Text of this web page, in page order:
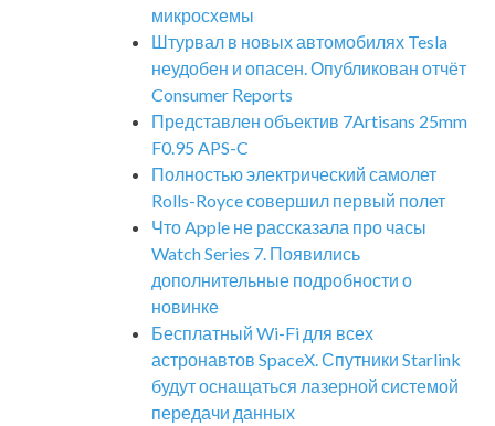
микросхемы
Штурвал в новых автомобилях Tesla
неудобен и опасен. Опубликован отчёт
Consumer Reports
Представлен объектив 7Artisans 25mm
F0.95 APS-C
Полностью электрический самолет
Rolls-Royce совершил первый полет
Что Apple не рассказала про часы
Watch Series 7. Появились
дополнительные подробности о
новинке
Бесплатный Wi-Fi для всех
астронавтов SpaceX. Спутники Starlink
будут оснащаться лазерной системой
передачи данных